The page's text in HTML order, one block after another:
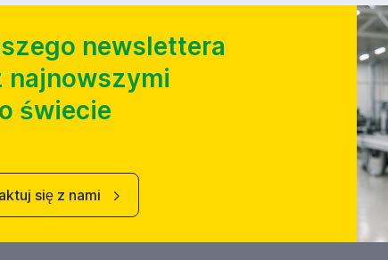
newslettera
najnowszymi
świecie
się z nami